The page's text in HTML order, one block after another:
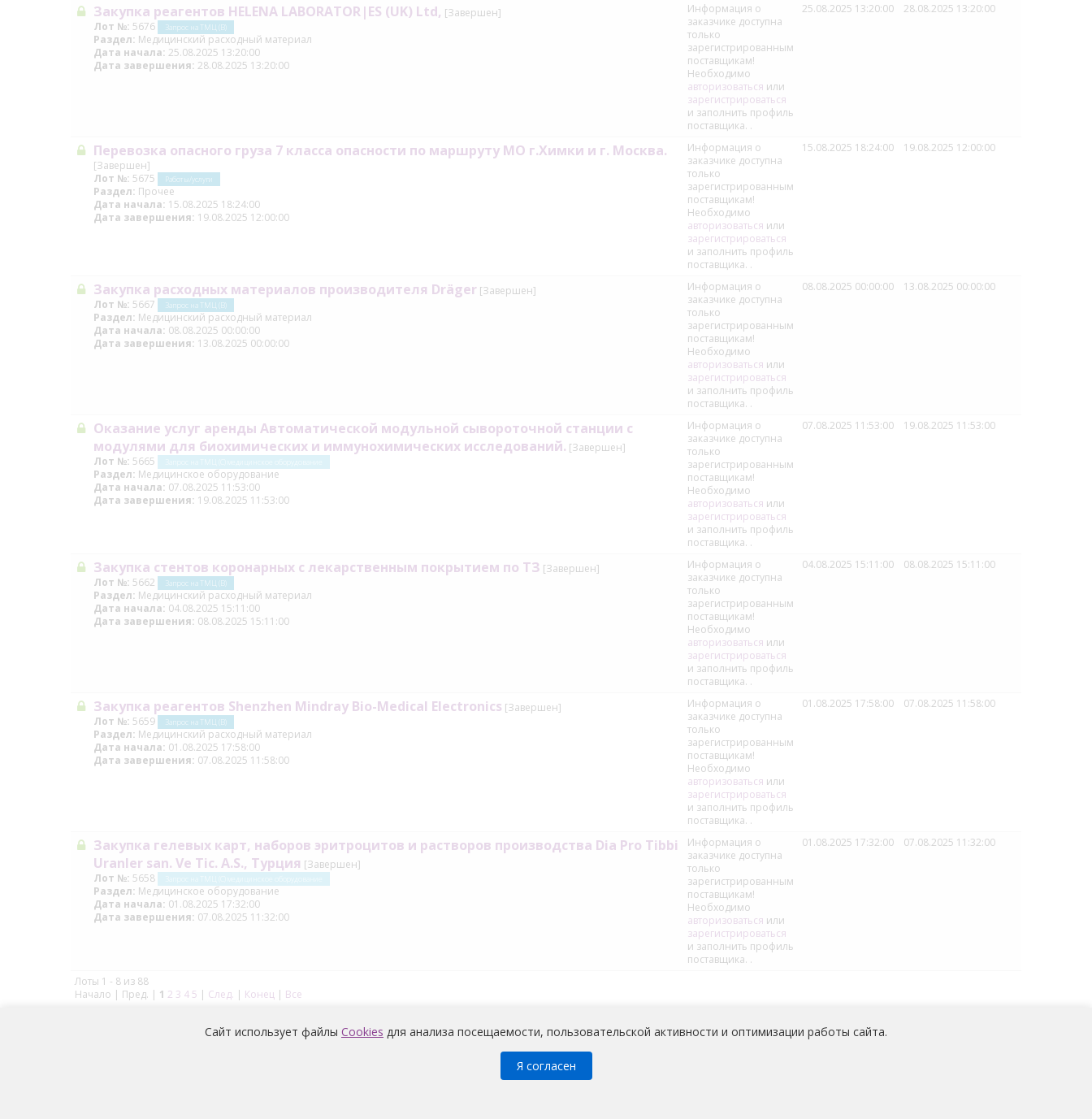
Лоты 1 - 8 из 88
Начало | Пред. | 1 2 3 4 5 | След. | Конец | Все
Закупка реагентов HELENA LABORATOR|ES (UK) Ltd, [Завершен]
Лот №: 5676 Запрос на ТМЦ (В)
Раздел: Медицинский расходный материал
Дата начала: 25.08.2025 13:20:00
Дата завершения: 28.08.2025 13:20:00
Информация о
заказчике доступна
только
зарегистрированным
поставщикам!
Необходимо
авторизоваться или
зарегистрироваться
и заполнить профиль
поставщика. .
25.08.2025 13:20:00 28.08.2025 13:20:00
Перевозка опасного груза 7 класса опасности по маршруту МО г.Химки и г. Москва.
[Завершен]
Лот №: 5675 Работы/услуги
Раздел: Прочее
Дата начала: 15.08.2025 18:24:00
Дата завершения: 19.08.2025 12:00:00
Информация о
заказчике доступна
только
зарегистрированным
поставщикам!
Необходимо
авторизоваться или
зарегистрироваться
и заполнить профиль
поставщика. .
15.08.2025 18:24:00 19.08.2025 12:00:00
Закупка расходных материалов производителя Dräger [Завершен]
Лот №: 5667 Запрос на ТМЦ (В)
Раздел: Медицинский расходный материал
Дата начала: 08.08.2025 00:00:00
Дата завершения: 13.08.2025 00:00:00
Информация о
заказчике доступна
только
зарегистрированным
поставщикам!
Необходимо
авторизоваться или
зарегистрироваться
и заполнить профиль
поставщика. .
08.08.2025 00:00:00 13.08.2025 00:00:00
Оказание услуг аренды Автоматической модульной сывороточной станции с
модулями для биохимических и иммунохимических исследований. [Завершен]
Лот №: 5665
Раздел: Медицинское оборудование
Дата начала: 07.08.2025 11:53:00
Дата завершения: 19.08.2025 11:53:00
Информация о
заказчике доступна
только
зарегистрированным
поставщикам!
Необходимо
авторизоваться или
зарегистрироваться
и заполнить профиль
поставщика. .
07.08.2025 11:53:00 19.08.2025 11:53:00
Закупка стентов коронарных с лекарственным покрытием по ТЗ [Завершен]
Лот №: 5662 Запрос на ТМЦ (В)
Раздел: Медицинский расходный материал
Дата начала: 04.08.2025 15:11:00
Дата завершения: 08.08.2025 15:11:00
Информация о
заказчике доступна
только
зарегистрированным
поставщикам!
Необходимо
авторизоваться или
зарегистрироваться
и заполнить профиль
поставщика. .
04.08.2025 15:11:00 08.08.2025 15:11:00
Закупка реагентов Shenzhen Mindray Bio-Medical Electronics [Завершен]
Лот №: 5659 Запрос на ТМЦ (В)
Раздел: Медицинский расходный материал
Дата начала: 01.08.2025 17:58:00
Дата завершения: 07.08.2025 11:58:00
Информация о
заказчике доступна
только
зарегистрированным
поставщикам!
Необходимо
авторизоваться или
зарегистрироваться
и заполнить профиль
поставщика. .
01.08.2025 17:58:00 07.08.2025 11:58:00
Закупка гелевых карт, наборов эритроцитов и растворов производства Dia Pro Tibbi
Uranler san. Ve Tic. A.S., Турция [Завершен]
Лот №: 5658
Раздел: Медицинское оборудование
Дата начала: 01.08.2025 17:32:00
Дата завершения: 07.08.2025 11:32:00
Информация о
заказчике доступна
только
зарегистрированным
поставщикам!
Необходимо
авторизоваться или
зарегистрироваться
и заполнить профиль
поставщика. .
01.08.2025 17:32:00 07.08.2025 11:32:00
Сайт использует файлы Cookies для анализа посещаемости, пользовательской активности и оптимизации работы сайта.
Я согласен